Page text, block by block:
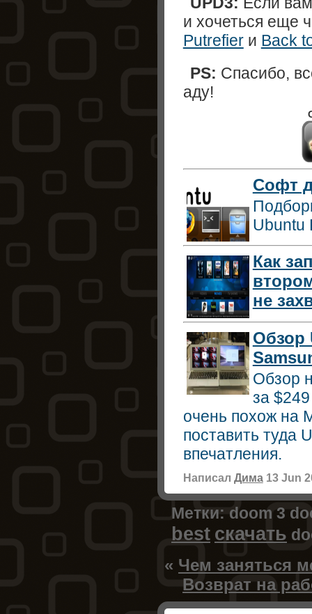
и хочеться еще
Putrefierи Back
PS: Спасибо,
аду!
Софт
Ubuntu
Как
не
Обзор
Обзор
за
очень похож на
поставить туда
впечатления.
Написал Дима13 Jun
Метки: doom 3
best скачать
« Чем заняться
Возврат на